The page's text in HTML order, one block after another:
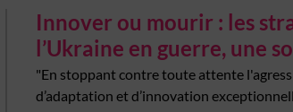
Innover ou mourir : les
l’Ukraine en guerre, une
"En stoppant contre toute attente
d’adaptation et d’innovation